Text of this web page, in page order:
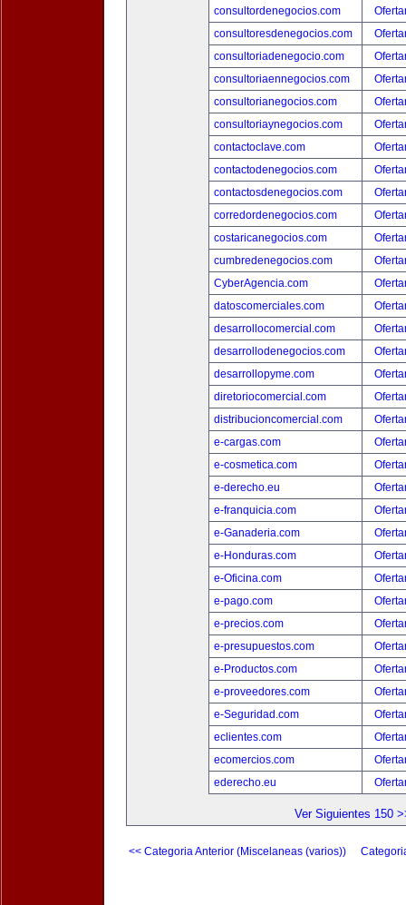
consultordenegocios.com
consultoresdenegocios.com
consultoriadenegocio.com
consultoriaennegocios.com
consultorianegocios.com
consultoriaynegocios.com
contactoclave.com
contactodenegocios.com
contactosdenegocios.com
corredordenegocios.com
costaricanegocios.com
cumbredenegocios.com
CyberAgencia.com
datoscomerciales.com
desarrollocomercial.com
desarrollodenegocios.com
desarrollopyme.com
diretoriocomercial.com
distribucioncomercial.com
e-cargas.com
e-cosmetica.com
e-derecho.eu
e-franquicia.com
e-Ganaderia.com
e-Honduras.com
e-Oficina.com
e-pago.com
e-precios.com
e-presupuestos.com
e-Productos.com
e-proveedores.com
e-Seguridad.com
eclientes.com
ecomercios.com
ederecho.eu
Ver Siguientes 150
<< Categoria Anterior (Miscelaneas (varios))